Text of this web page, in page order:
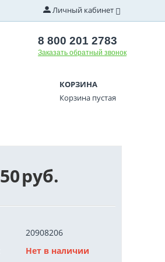
Личный кабинет
8 800 201 2783
Заказать обратный звонок
КОРЗИНА
Корзина пустая
50руб.
20908206
Нет в наличии